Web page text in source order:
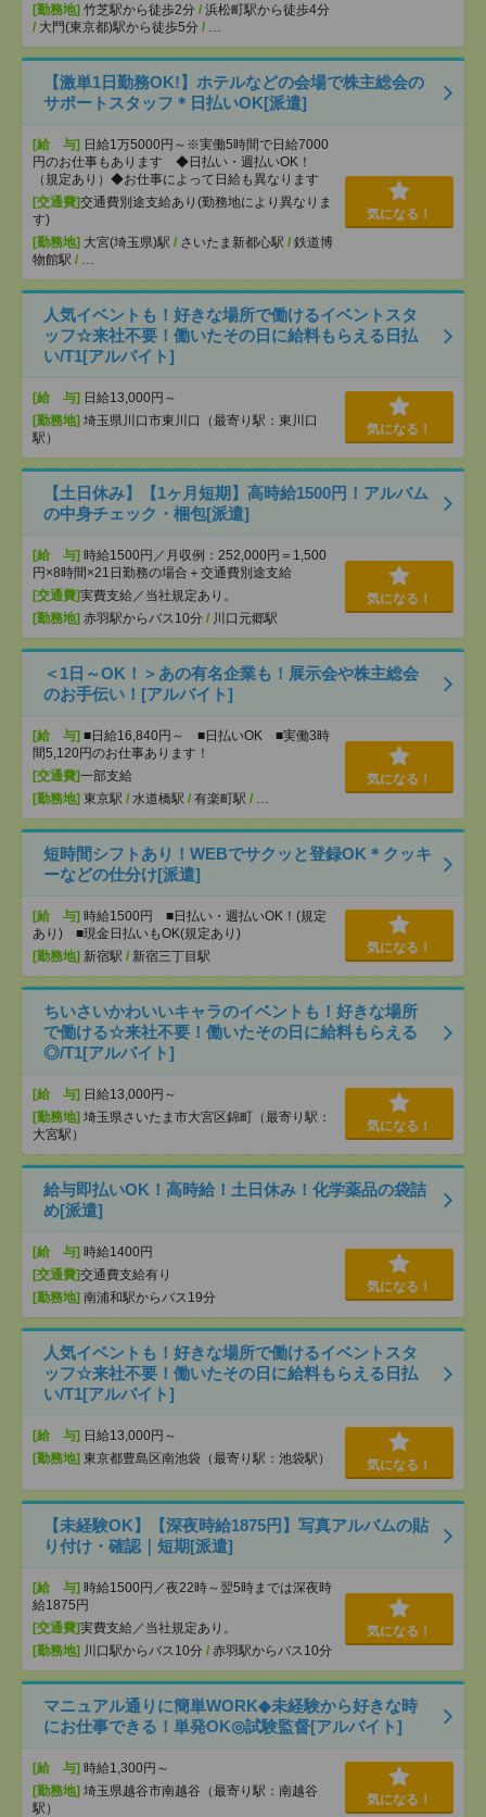
[勤務地] 竹芝駅から徒歩2分 / 浜松町駅から徒歩4分
/ 大門(東京都)駅から徒歩5分 / …
【激単1日勤務OK!】ホテルなどの会場で株主総会の
サポートスタッフ＊日払いOK[派遣]
[給 与] 日給1万5000円～※実働5時間で日給7000
円のお仕事もあります ◆日払い・週払いOK！
（規定あり）◆お仕事によって日給も異なります
[交通費]交通費別途支給あり(勤務地により異なりま
す)
[勤務地] 大宮(埼玉県)駅 / さいたま新都心駅 / 鉄道博
物館駅 / …
気になる！
人気イベントも！好きな場所で働けるイベントスタ
ッフ☆来社不要！働いたその日に給料もらえる日払
い/T1[アルバイト]
[給 与] 日給13,000円～
[勤務地] 埼玉県川口市東川口（最寄り駅：東川口
駅）
気になる！
【土日休み】【1ヶ月短期】高時給1500円！アルバム
の中身チェック・梱包[派遣]
[給 与] 時給1500円／月収例：252,000円＝1,500
円×8時間×21日勤務の場合＋交通費別途支給
[交通費]実費支給／当社規定あり。
[勤務地] 赤羽駅からバス10分 / 川口元郷駅
気になる！
＜1日～OK！＞あの有名企業も！展示会や株主総会
のお手伝い！[アルバイト]
[給 与] ■日給16,840円～ ■日払いOK ■実働3時
間5,120円のお仕事あります！
[交通費]一部支給
[勤務地] 東京駅 / 水道橋駅 / 有楽町駅 / …
気になる！
短時間シフトあり！WEBでサクッと登録OK＊クッキ
ーなどの仕分け[派遣]
[給 与] 時給1500円 ■日払い・週払いOK！(規定
あり) ■現金日払いもOK(規定あり)
[勤務地] 新宿駅 / 新宿三丁目駅
気になる！
ちいさいかわいいキャラのイベントも！好きな場所
で働ける☆来社不要！働いたその日に給料もらえる
◎/T1[アルバイト]
[給 与] 日給13,000円～
[勤務地] 埼玉県さいたま市大宮区錦町（最寄り駅：
大宮駅）
気になる！
給与即払いOK！高時給！土日休み！化学薬品の袋詰
め[派遣]
[給 与] 時給1400円
[交通費]交通費支給有り
[勤務地] 南浦和駅からバス19分
気になる！
人気イベントも！好きな場所で働けるイベントスタ
ッフ☆来社不要！働いたその日に給料もらえる日払
い/T1[アルバイト]
[給 与] 日給13,000円～
[勤務地] 東京都豊島区南池袋（最寄り駅：池袋駅） 気になる！
【未経験OK】【深夜時給1875円】写真アルバムの貼
り付け・確認｜短期[派遣]
[給 与] 時給1500円／夜22時～翌5時までは深夜時
給1875円
[交通費]実費支給／当社規定あり。
[勤務地] 川口駅からバス10分 / 赤羽駅からバス10分
気になる！
マニュアル通りに簡単WORK◆未経験から好きな時
にお仕事できる！単発OK◎試験監督[アルバイト]
[給 与] 時給1,300円～
[勤務地] 埼玉県越谷市南越谷（最寄り駅：南越谷
駅）
気になる！